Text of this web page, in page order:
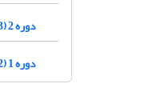
دوره 2 (1403)
دوره 1 (1402)